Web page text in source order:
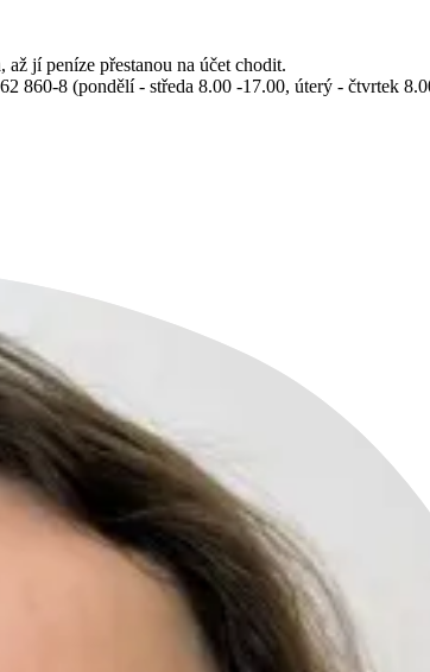
jí peníze přestanou na účet chodit.
860-8 (pondělí - středa 8.00 -17.00, úterý - čtvrtek